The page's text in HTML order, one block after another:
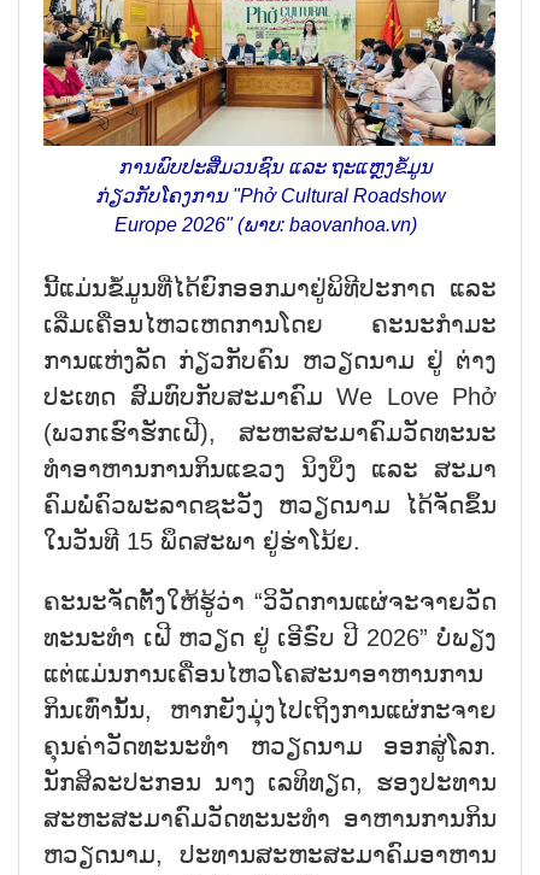
ການ​ພົບ​ປະ​ສື່​ມວນ​ຊົນ ແລະ ຖະ​ແຫຼງ​ຂໍ້​ມູນ​
ກ່ຽວ​ກັບ​ໂຄງ​ການ "Phở Cultural Roadshow
Europe 2026" (ພາບ: baovanhoa.vn)
ນີ້​ແມ່ນ​ຂໍ້​ມູນ​ທີ່​ໄດ້​ຍົກ​ອອກ​ມາ​ຢູ່​ພິ​ທີ​ປະ​ກ​າດ ແລະ
ເລີ່ມ​ເຄື່ອນ​ໄຫວ​ເຫດ​ການ​ໂດຍ ຄະ​ນະ​ກຳ​ມະ​
ການ​ແຫ່ງ​ລັດ ກ່ຽວ​ກັ​ບ​ຄົນ ຫວຽດ​ນາມ ຢູ່ ຕ່າງ​
ປະ​ເທດ ສົມ​ທົບ​ກັບ​ສະ​ມາ​ຄົມ We Love Phở
(ພວກ​ເຮົາ​ຮັກ​ເຝີ), ສະ​ຫະ​ສະ​ມາ​ຄົມ​ວັດ​ທະ​ນະ​
ທຳ​ອາ​ຫານ​ການ​ກິນແຂວງ ນິງ​ບິ່ງ ແລະ ສະ​ມາ​
ຄົມ​ພໍ່​ຄົວ​ພະ​ລາດ​ຊະ​ວັງ ຫວຽດ​ນາມ ໄດ້ຈັດ​ຂຶ້ນ​
ໃນ​ວັນ​ທີ 15 ພຶດ​ສະ​ພາ ຢູ່​ຮ່າ​ໂນ້ຍ.
ຄະ​ນະ​ຈັດ​ຕັ້ງ​ໃຫ້​ຮູ້​ວ່າ “ວິ​ວັດ​ການ​ແຜ່​ຈະ​ຈາຍ​ວັດ​
ທະ​ນະ​ທຳ ເຝີ ຫວຽດ ຢູ່ ເອ​ີ​ຣົບ ປີ 2026” ບໍ່​ພຽງ​
ແຕ່​ແມ່ນ​ການ​ເຄື່ອນ​ໄຫວ​ໂຄ​ສະ​ນາ​ອາ​ຫານ​ການ​
ກິນເທົ່າ​ນັ້ນ, ຫາກ​ຍັງ​ມຸ່ງ​ໄປ​ເຖິງ​ການ​ແຜ່​ກະ​ຈາຍ​
ຄຸນ​ຄ່າ​ວັດ​ທະ​ນະ​ທຳ ຫວຽດ​ນາມ ອອກ​ສູ່​ໂລກ.
ນັກ​ສິ​ລະ​ປະ​ກອນ ນາງ​ ເລ​ທິ​ທຽດ, ຮອງ​ປ​ະ​ທານ​
ສະ​ຫະ​ສະ​ມາ​ຄົມ​ວັດ​ທະ​ນະ​ທຳ ອາ​ຫານ​ການ​ກິນ
ຫວຽດ​ນາມ, ປະ​ທານ​ສະ​ຫະ​ສະ​ມາ​ຄົມ​ອາ​ຫານ​